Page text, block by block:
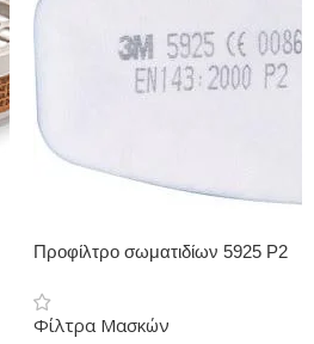
Προφίλτρo σωματιδίων 5925 P2
Φίλτρα Μασκών